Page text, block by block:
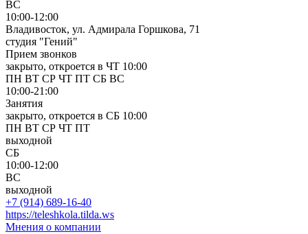
ВС
10:00-12:00
Владивосток, ул. Адмирала Горшкова, 71
студия "Гений"
Прием звонков
закрыто, откроется в ЧТ 10:00
ПН ВТ СР ЧТ ПТ СБ ВС
10:00-21:00
Занятия
закрыто, откроется в СБ 10:00
ПН ВТ СР ЧТ ПТ
выходной
СБ
10:00-12:00
ВС
выходной
+7 (914) 689-16-40
https://teleshkola.tilda.ws
Мнения о компании